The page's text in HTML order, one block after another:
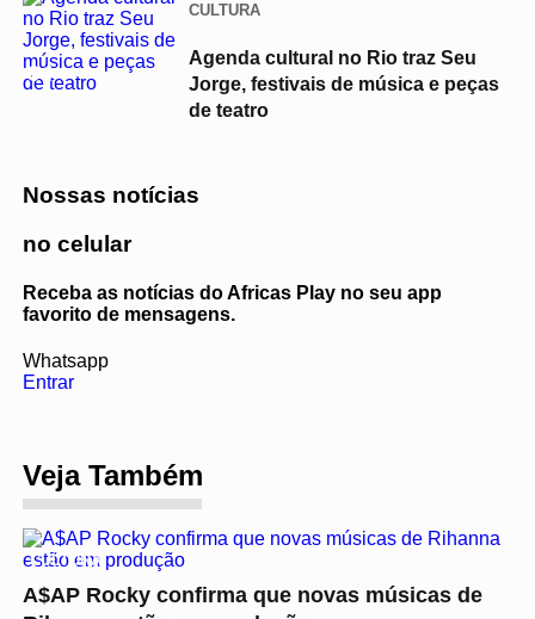
04
CULTURA
Agenda cultural no Rio traz Seu
Jorge, festivais de música e peças
de teatro
Nossas notícias
no celular
Receba as notícias do Africas Play no seu app
favorito de mensagens.
Whatsapp
Entrar
Veja Também
CULTURA
A$AP Rocky confirma que novas músicas de